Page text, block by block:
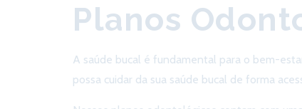
Planos
A saúde bucal é fundamental para o bem-
possa cuidar da sua saúde bucal de forma